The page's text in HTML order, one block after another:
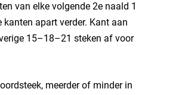
van elke volgende 2e naald 1
apart verder. Kant aan
15–18–21 steken af voor
meerder of minder in